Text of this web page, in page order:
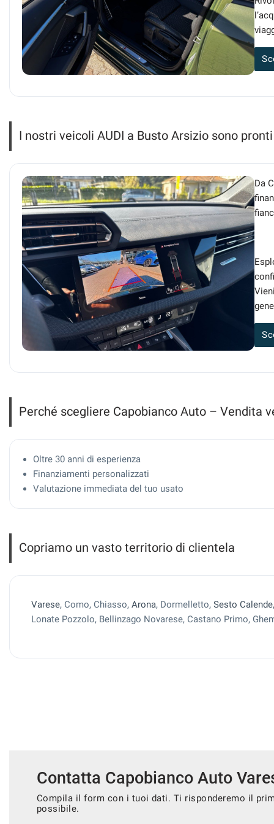
I nostri veicoli AUDI a Busto Arsizio sono
Da
Perché scegliere Capobianco Auto – Vendita
Oltre 30 anni di esperienza
Finanziamenti personalizzati
Valutazione immediata del tuo usato
Copriamo un vasto territorio di clientela
Varese, Como, Chiasso, Arona, Dormelletto, Sesto Calende
Lonate Pozzolo, Bellinzago Novarese, Castano Primo,
Contatta Capobianco Auto
Compila il form con i tuoi dati. Ti risponderemo il
possibile.